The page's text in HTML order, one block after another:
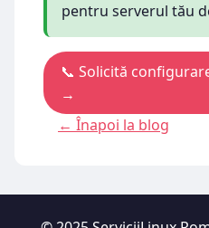
pentru serverul tău
📞 Solicită
→
← Înapoi la blog